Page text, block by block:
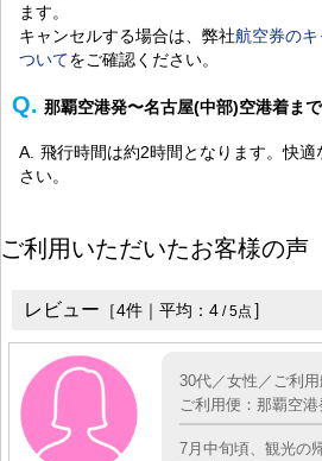
ます。
キャンセルする場合は、弊社航空券の
ついてをご確認ください。
那覇空港発〜名古屋(中部)空港着ま
飛行時間は約2時間となります。快
さい。
ご利用いただいたお客様の声
レビュー ［4件｜平均： 4 /5点 ］
30代／女性／ご利
ご利用便：那覇空
7月中旬頃、観光の